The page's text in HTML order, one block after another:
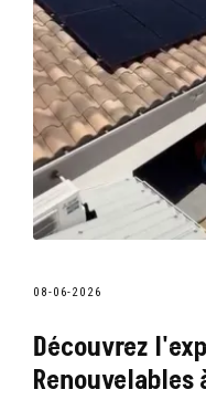
08-06-2026
Découvrez
Renouvelables